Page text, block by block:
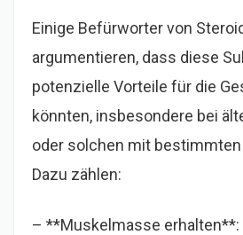
Einige Befürworter von
argumentieren, dass diese
potenzielle Vorteile für die
könnten, insbesondere bei
oder solchen mit bestimmten
Dazu zählen:
– **Muskelmasse erhalten**: